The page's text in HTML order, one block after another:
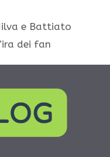
e Battiato
dei fan